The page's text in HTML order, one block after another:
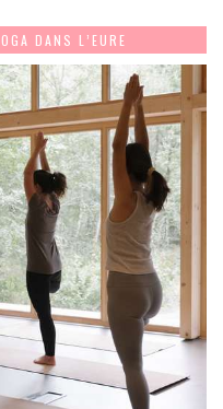
DANS L’EURE